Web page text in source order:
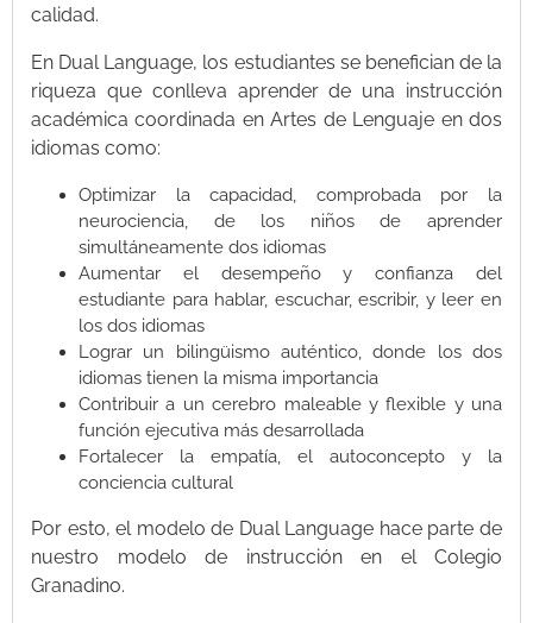
calidad.
En Dual Language, los estudiantes se benefician de la
riqueza que conlleva aprender de una instrucción
académica coordinada en Artes de Lenguaje en dos
idiomas como:
Optimizar la capacidad, comprobada por la
neurociencia, de los niños de aprender
simultáneamente dos idiomas
Aumentar el desempeño y confianza del
estudiante para hablar, escuchar, escribir, y leer en
los dos idiomas
Lograr un bilingüismo auténtico, donde los dos
idiomas tienen la misma importancia
Contribuir a un cerebro maleable y flexible y una
función ejecutiva más desarrollada
Fortalecer la empatía, el autoconcepto y la
conciencia cultural
Por esto, el modelo de Dual Language hace parte de
nuestro modelo de instrucción en el Colegio
Granadino.